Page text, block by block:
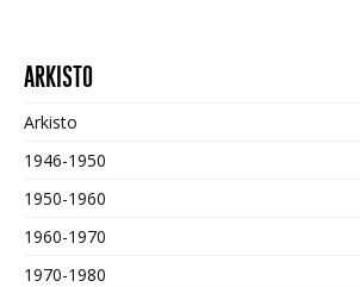
ARKISTO
Arkisto
1946-1950
1950-1960
1960-1970
1970-1980